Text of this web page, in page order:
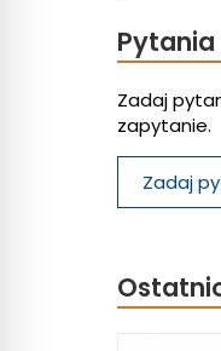
Zadaj
zapytanie.
Zadaj